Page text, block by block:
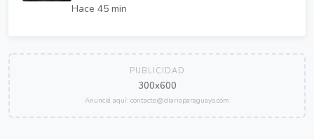
Hace 45 min
PUBLICIDAD
300x600
Anunciá aquí: contacto@diarioparaguayo.com